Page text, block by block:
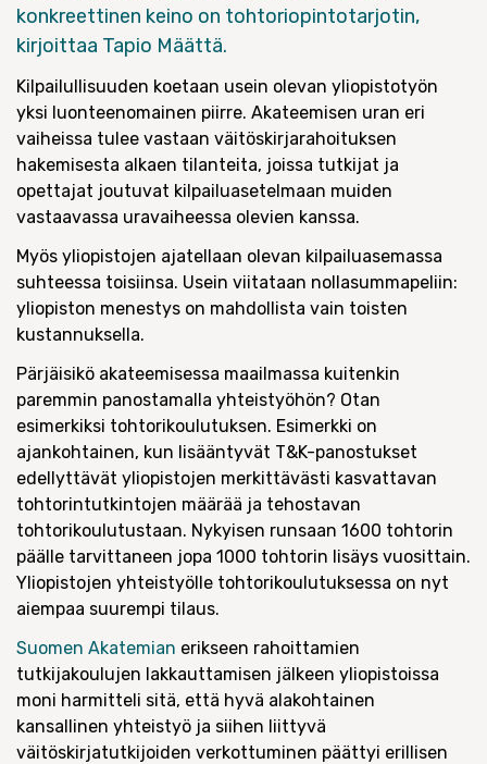
konkreettinen keino on tohtoriopintotarjotin,
kirjoittaa Tapio Määttä.
Kilpailullisuuden koetaan usein olevan yliopistotyön
yksi luonteenomainen piirre. Akateemisen uran eri
vaiheissa tulee vastaan väitöskirjarahoituksen
hakemisesta alkaen tilanteita, joissa tutkijat ja
opettajat joutuvat kilpailuasetelmaan muiden
vastaavassa uravaiheessa olevien kanssa.
Myös yliopistojen ajatellaan olevan kilpailuasemassa
suhteessa toisiinsa. Usein viitataan nollasummapeliin:
yliopiston menestys on mahdollista vain toisten
kustannuksella.
Pärjäisikö akateemisessa maailmassa kuitenkin
paremmin panostamalla yhteistyöhön? Otan
esimerkiksi tohtorikoulutuksen. Esimerkki on
ajankohtainen, kun lisääntyvät T&K-panostukset
edellyttävät yliopistojen merkittävästi kasvattavan
tohtorintutkintojen määrää ja tehostavan
tohtorikoulutustaan. Nykyisen runsaan 1600 tohtorin
päälle tarvittaneen jopa 1000 tohtorin lisäys vuosittain.
Yliopistojen yhteistyölle tohtorikoulutuksessa on nyt
aiempaa suurempi tilaus.
Suomen Akatemian erikseen rahoittamien
tutkijakoulujen lakkauttamisen jälkeen yliopistoissa
moni harmitteli sitä, että hyvä alakohtainen
kansallinen yhteistyö ja siihen liittyvä
väitöskirjatutkijoiden verkottuminen päättyi erillisen